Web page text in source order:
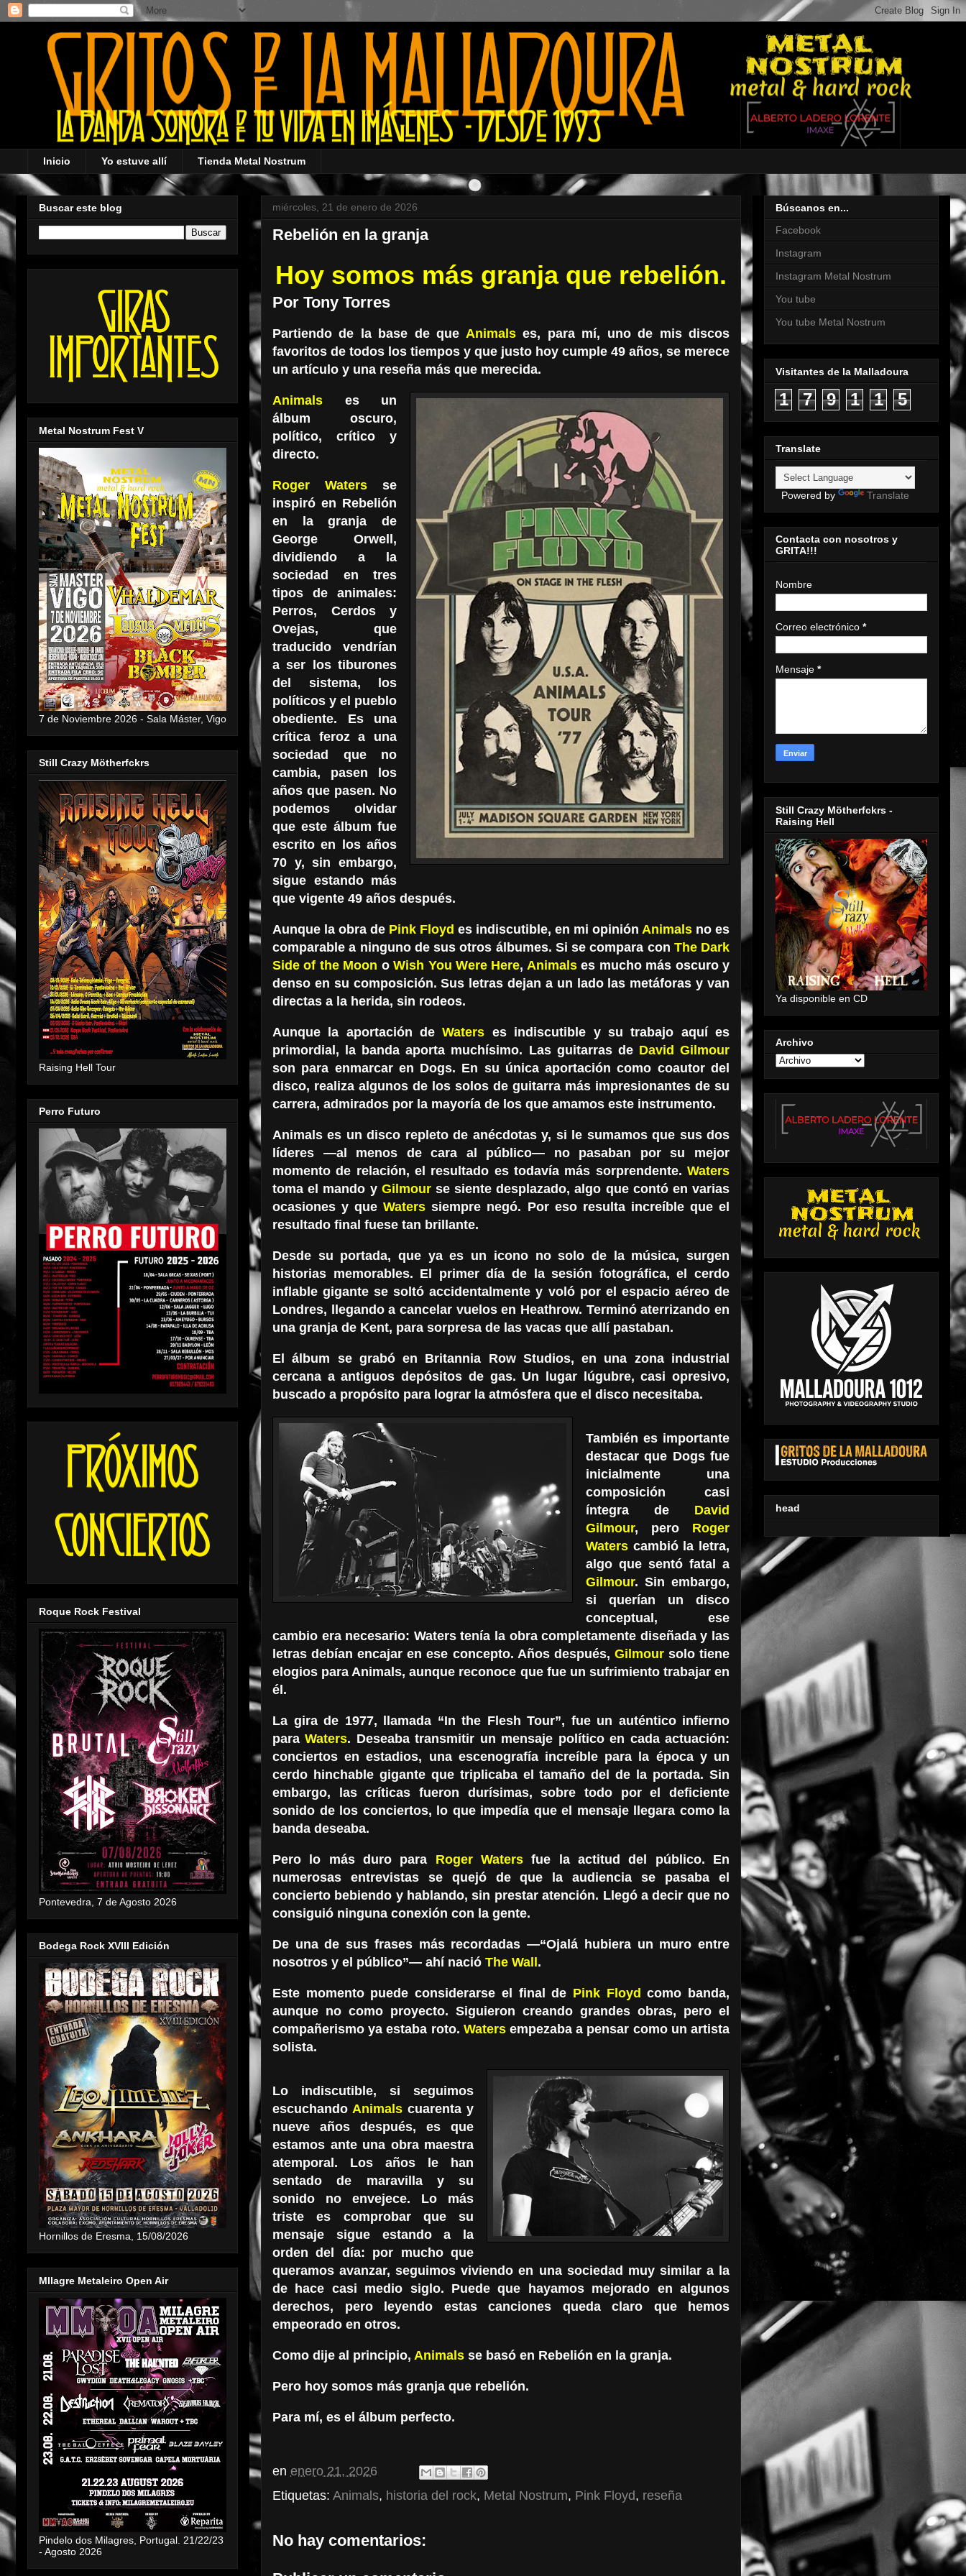
Inicio Yo estuve allí Tienda Metal Nostrum
miércoles, 21 de enero de 2026
Rebelión en la granja
Hoy somos más granja que rebelión.
Por Tony Torres
Partiendo de la base de que Animalses, para mí, uno de mis discos
favoritos de todos los tiempos y que justo hoy cumple 49 años, se merece
un artículo y una reseña más que merecida.
Animals es un
álbum oscuro,
político, crítico y
directo.
Roger Waters se
inspiró en Rebelión
en la granja de
George Orwell,
dividiendo a la
sociedad en tres
tipos de animales:
Perros, Cerdos y
Ovejas, que
traducido vendrían
a ser los tiburones
del sistema, los
políticos y el pueblo
obediente. Es una
crítica feroz a una
sociedad que no
cambia, pasen los
años que pasen. No
podemos olvidar
que este álbum fue
escrito en los años
70 y, sin embargo,
sigue estando más
que vigente 49 años después.
Aunque la obra de Pink Floyd es indiscutible, en mi opinión Animals no es
comparable a ninguno de sus otros álbumes. Si se compara con The Dark
Side of the Moon oWish You Were Here, Animalses mucho más oscuro y
denso en su composición. Sus letras dejan a un lado las metáforas y van
directas a la herida, sin rodeos.
Aunque la aportación deWaters es indiscutible y su trabajo aquí es
primordial, la banda aporta muchísimo. Las guitarras de David Gilmour
son para enmarcar en Dogs. En su única aportación como coautor del
disco, realiza algunos de los solos de guitarra más impresionantes de su
carrera, admirados por la mayoría de los que amamos este instrumento.
Animals es un disco repleto de anécdotas y, si le sumamos que sus dos
líderes —al menos de cara al público— no pasaban por su mejor
momento de relación, el resultado es todavía más sorprendente. Waters
toma el mando y Gilmour se siente desplazado, algo que contó en varias
ocasiones y queWaterssiempre negó. Por eso resulta increíble que el
resultado final fuese tan brillante.
Desde su portada, que ya es un icono no solo de la música, surgen
historias memorables. El primer día de la sesión fotográfica, el cerdo
inflable gigante se soltó accidentalmente y voló por el espacio aéreo de
Londres, llegando a cancelar vuelos en Heathrow. Terminó aterrizando en
una granja de Kent, para sorpresa de las vacas que allí pastaban.
El álbum se grabó en Britannia Row Studios, en una zona industrial
cercana a antiguos depósitos de gas. Un lugar lúgubre, casi opresivo,
buscado a propósito para lograr la atmósfera que el disco necesitaba.
También es importante
destacar que Dogs fue
inicialmente una
composición casi
íntegra de David
Gilmour, pero Roger
Waters cambió la letra,
algo que sentó fatal a
Gilmour. Sin embargo,
si querían un disco
conceptual, ese
cambio era necesario: Waters tenía la obra completamente diseñada y las
letras debían encajar en ese concepto. Años después, Gilmour solo tiene
elogios para Animals, aunque reconoce que fue un sufrimiento trabajar en
él.
La gira de 1977, llamada “In the Flesh Tour”, fue un auténtico infierno
paraWaters. Deseaba transmitir un mensaje político en cada actuación:
conciertos en estadios, una escenografía increíble para la época y un
cerdo hinchable gigante que triplicaba el tamaño del de la portada. Sin
embargo, las críticas fueron durísimas, sobre todo por el deficiente
sonido de los conciertos, lo que impedía que el mensaje llegara como la
banda deseaba.
Pero lo más duro para Roger Waters fue la actitud del público. En
numerosas entrevistas se quejó de que la audiencia se pasaba el
concierto bebiendo y hablando, sin prestar atención. Llegó a decir que no
consiguió ninguna conexión con la gente.
De una de sus frases más recordadas —“Ojalá hubiera un muro entre
nosotros y el público”— ahí nació The Wall.
Este momento puede considerarse el final de Pink Floyd como banda,
aunque no como proyecto. Siguieron creando grandes obras, pero el
compañerismo ya estaba roto. Watersempezaba a pensar como un artista
solista.
Lo indiscutible, si seguimos
escuchando Animals cuarenta y
nueve años después, es que
estamos ante una obra maestra
atemporal. Los años le han
sentado de maravilla y su
sonido no envejece. Lo más
triste es comprobar que su
mensaje sigue estando a la
orden del día: por mucho que
queramos avanzar, seguimos viviendo en una sociedad muy similar a la
de hace casi medio siglo. Puede que hayamos mejorado en algunos
derechos, pero leyendo estas canciones queda claro que hemos
empeorado en otros.
Como dije al principio, Animals se basó en Rebelión en la granja.
Pero hoy somos más granja que rebelión.
Para mí, es el álbum perfecto.
en enero 21, 2026
Etiquetas: Animals, historia del rock, Metal Nostrum, Pink Floyd, reseña
No hay comentarios:
Buscar este blog
Metal Nostrum Fest V
7 de Noviembre 2026 - Sala Máster, Vigo
Still Crazy Mötherfckrs
Raising Hell Tour
Perro Futuro
Roque Rock Festival
Pontevedra, 7 de Agosto 2026
Bodega Rock XVIII Edición
Hornillos de Eresma, 15/08/2026
MIlagre Metaleiro Open Air
Pindelo dos Milagres, Portugal. 21/22/23
- Agosto 2026
Búscanos en...
Facebook
Instagram
Instagram Metal Nostrum
You tube
You tube Metal Nostrum
Visitantes de la Malladoura
1 7 9 1 1 5
Translate
Powered by Translate
Contacta con nosotros y
GRITA!!!
Nombre
Correo electrónico *
Mensaje *
Still Crazy Mötherfckrs -
Raising Hell
Ya disponible en CD
Archivo
head